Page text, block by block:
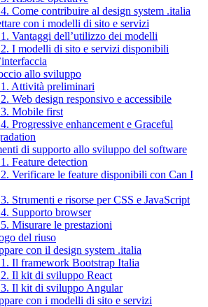
Come contribuire al design system .italia
con i modelli di sito e servizi
Vantaggi dell’utilizzo dei modelli
I modelli di sito e servizi disponibili
allo sviluppo
Attività preliminari
Web design responsivo e accessibile
Mobile first
Progressive enhancement e Graceful
di supporto allo sviluppo del software
Feature detection
Verificare le feature disponibili con Can I
Strumenti e risorse per CSS e JavaScript
Supporto browser
Misurare le prestazioni
del riuso
con il design system .italia
Il framework Bootstrap Italia
Il kit di sviluppo React
Il kit di sviluppo Angular
con i modelli di sito e servizi